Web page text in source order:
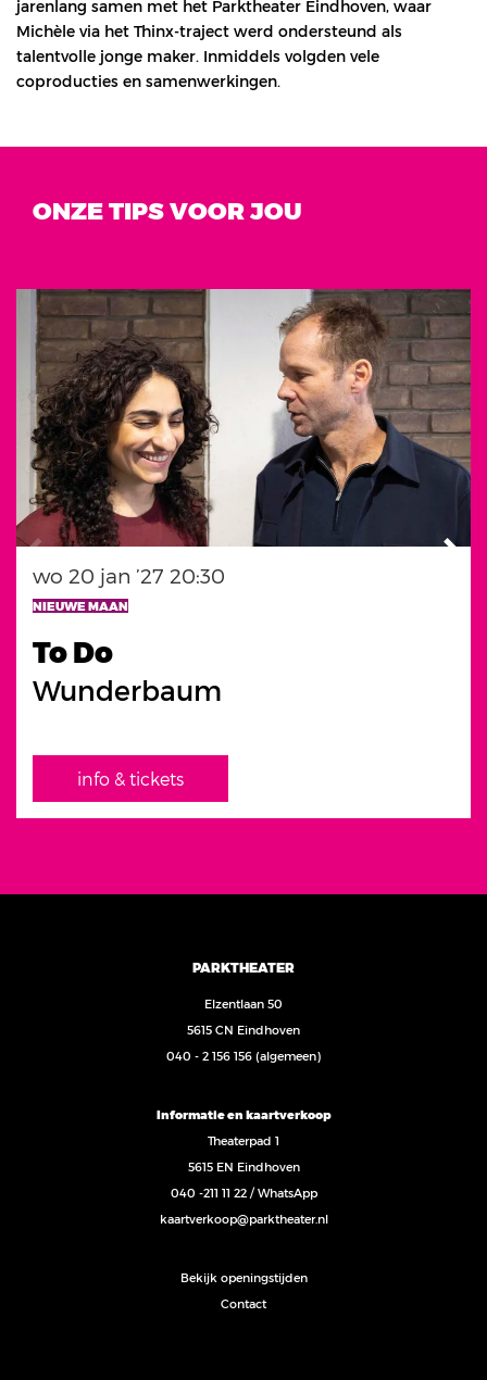
jarenlang samen met het Parktheater Eindhoven, waar
Michèle via het Thinx-traject werd ondersteund als
talentvolle jonge maker. Inmiddels volgden vele
coproducties en samenwerkingen.
ONZE TIPS VOOR JOU
To Do
Wunderbaum
NIEUWE MAAN
wo 20 jan ’27 20:30
info & tickets
PARKTHEATER
Elzentlaan 50
5615 CN Eindhoven
040 - 2 156 156 (algemeen)
Informatie en kaartverkoop
Theaterpad 1
5615 EN Eindhoven
040 -211 11 22/WhatsApp
kaartverkoop@parktheater.nl
Bekijk openingstijden
Contact